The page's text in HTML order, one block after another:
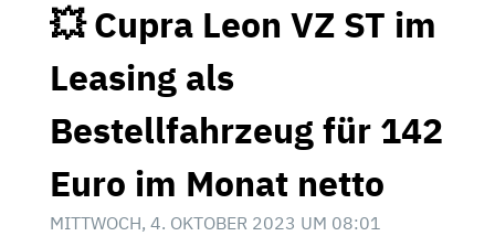
💥 Cupra Leon VZ ST im
Leasing als
Bestellfahrzeug für 142
Euro im Monat netto
MITTWOCH, 4. OKTOBER 2023 UM 08:01